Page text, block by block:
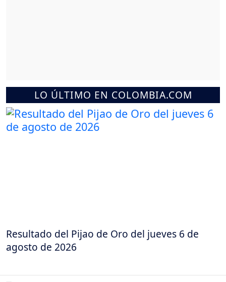
LO ÚLTIMO EN COLOMBIA.COM
Resultado del Pijao de Oro del jueves 6 de
agosto de 2026